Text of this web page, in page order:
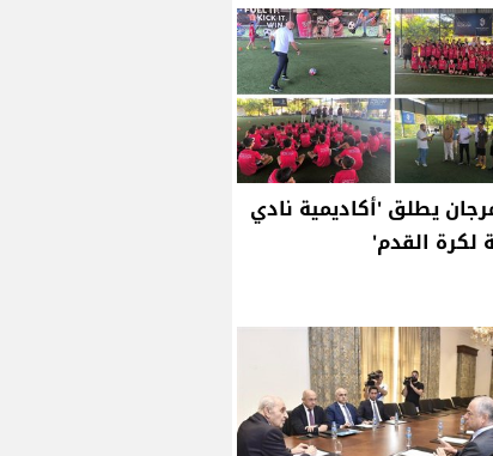
يطلق 'أكاديمية نادي
لكرة القدم'